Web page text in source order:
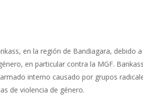
en la región de Bandiagara, debido a
en particular contra la MGF.
interno causado por grupos
de violencia de género.